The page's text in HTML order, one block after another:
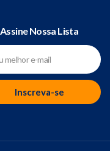
Assine Nossa Lista
Inscreva-se